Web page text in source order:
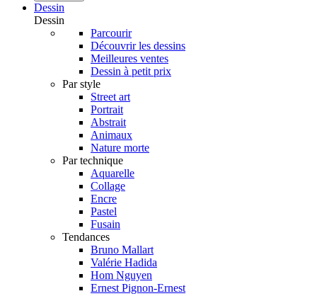
Dessin
Dessin
Parcourir
Découvrir les dessins
Meilleures ventes
Dessin à petit prix
Par style
Street art
Portrait
Abstrait
Animaux
Nature morte
Par technique
Aquarelle
Collage
Encre
Pastel
Fusain
Tendances
Bruno Mallart
Valérie Hadida
Hom Nguyen
Ernest Pignon-Ernest